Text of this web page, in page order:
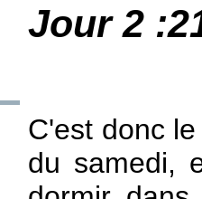
Jour 2
C'est donc
du samedi,